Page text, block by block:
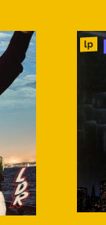
lp